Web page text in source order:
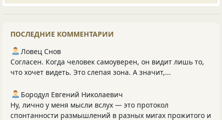
ПОСЛЕДНИЕ КОММЕНТАРИИ
Ловец Снов
Согласен. Когда человек самоуверен, он видит лишь то,
что хочет видеть. Это слепая зона. А значит,...
Бородул Евгений Николаевич
Ну, лично у меня мысли вслух — это протокол
спонтанности размышлений в разных мигах прожитого и